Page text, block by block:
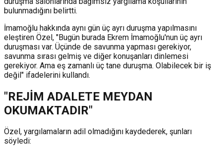
bulunmadığını belirtti.
İmamoğlu hakkında aynı gün üç ayrı duruşma yapılmasını
eleştiren Özel, "Bugün burada Ekrem İmamoğlu'nun üç ayrı
duruşması var. Üçünde de savunma yapması gerekiyor,
savunma sırası gelmiş ve diğer konuşanları dinlemesi
gerekiyor. Ama eş zamanlı üç tane duruşma. Olabilecek bir iş
değil" ifadelerini kullandı.
"REJİM ADALETE MEYDAN
OKUMAKTADIR"
Özel, yargılamaların adil olmadığını kaydederek, şunları
söyledi: